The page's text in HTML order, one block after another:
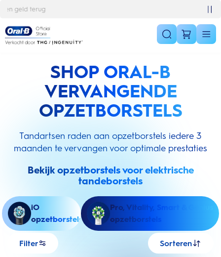
SHOP ORAL-B
VERVANGENDE
OPZETBORSTELS
Tandartsen raden aan opzetborstels iedere 3
maanden te vervangen voor optimale prestaties
Bekijk opzetborstels voor elektrische
tandeborstels
iO
opzetborstels
Pro, Vitality, Smart & Genius
opzetborstels
Filter Sorteren